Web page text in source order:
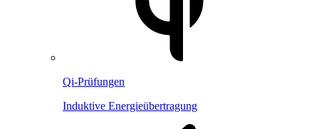
Qi-Prüfungen
Induktive Energieübertragung